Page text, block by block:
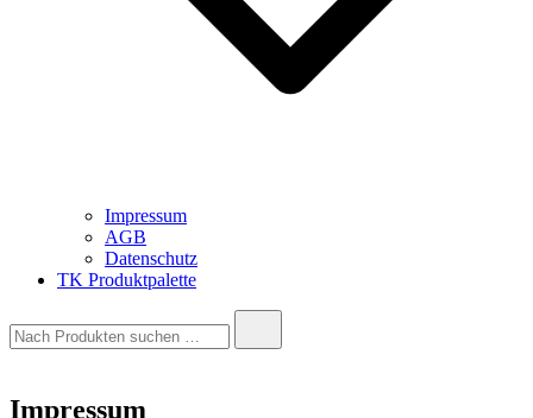
Impressum
AGB
Datenschutz
TK Produktpalette
nach:
Impressum